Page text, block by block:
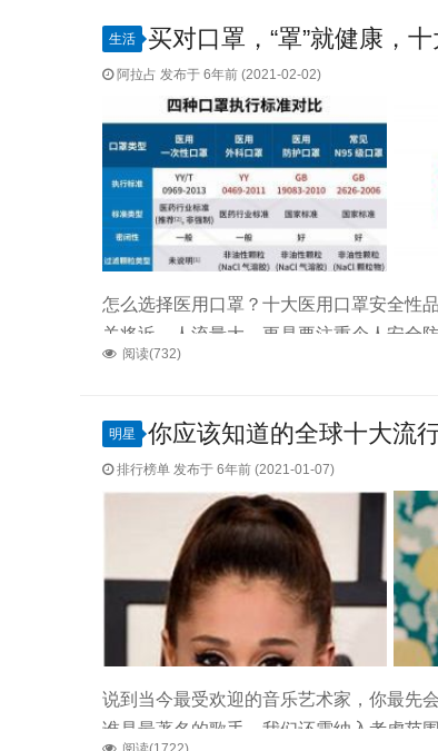
生活 买对口罩，“罩”就健康，
阿拉占 发布于 6年前 (2021-02-02)
怎么选择医用口罩？十大医用口罩安全性
关将近，人流量大，更是要注重个人安全
重中之重。不知道大家有没有这样的困惑
用，赶快收藏起来啦~先附上四种口罩执行
阅读(732)
明星 你应该知道的全球十大流
排行榜单 发布于 6年前 (2021-01-07)
说到当今最受欢迎的音乐艺术家，你最先
谁是最著名的歌手，我们还需纳入考虑范